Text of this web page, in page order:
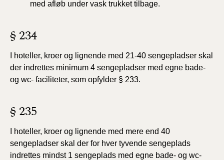
med afløb under vask trukket tilbage.
§ 234
I hoteller, kroer og lignende med 21-40 sengepladser skal
der indrettes minimum 4 sengepladser med egne bade-
og wc- faciliteter, som opfylder § 233.
§ 235
I hoteller, kroer og lignende med mere end 40
sengepladser skal der for hver tyvende sengeplads
indrettes mindst 1 sengeplads med egne bade- og wc-